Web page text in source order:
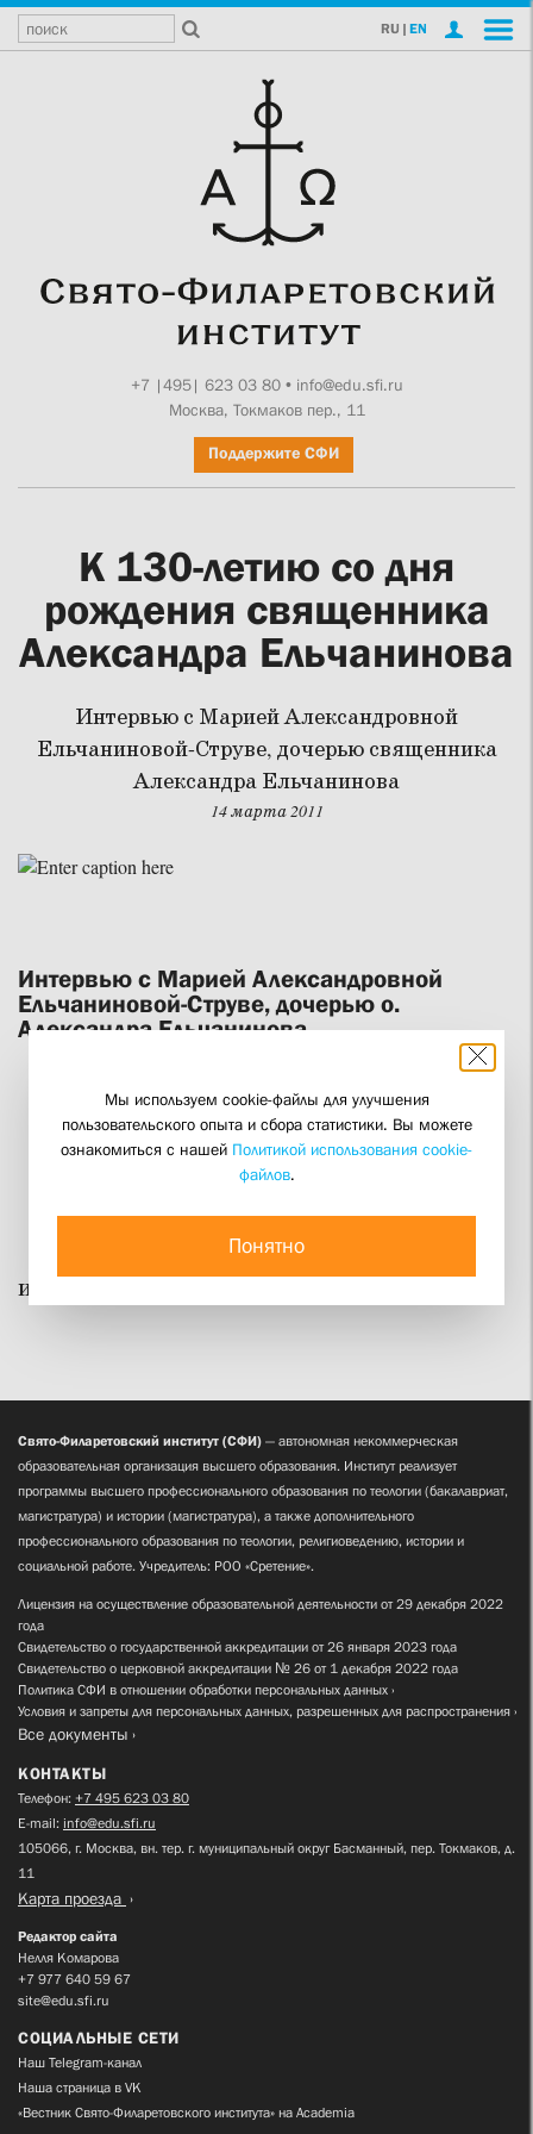
RU | EN
+7 |495| 623 03 80• info@edu.sfi.ru
Москва, Токмаков пер., 11
Поддержите СФИ
К 130-летию со дня
рождения священника
Александра Ельчанинова
Интервью с Марией Александровной
Ельчаниновой-Струве, дочерью священника
Александра Ельчанинова
14 марта 2011
Интервью с Марией Александровной
Ельчаниновой-Струве, дочерью о.
Александра Ельчанинова
Информационна служба СФИ
Мы используем cookie-файлы для улучшения
пользовательского опыта и сбора статистики. Вы можете
ознакомиться с нашей Политикой использования cookie-
файлов.
Понятно
Свято-Филаретовский институт (СФИ) — автономная некоммерческая
образовательная организация высшего образования. Институт реализует
программы высшего профессионального образования по теологии (бакалавриат,
магистратура) и истории (магистратура), а также дополнительного
профессионального образования по теологии, религиоведению, истории и
социальной работе. Учредитель: РОО «Сретение».
Лицензия на осуществление образовательной деятельности от 29 декабря 2022
года
Свидетельство о государственной аккредитации от 26 января 2023 года
Свидетельство о церковной аккредитации № 26 от 1 декабря 2022 года
Политика СФИ в отношении обработки персональных данных
Условия и запреты для персональных данных, разрешенных для распространения
Все документы
КОНТАКТЫ
Телефон: +7 495 623 03 80
E-mail: info@edu.sfi.ru
105066, г. Москва, вн. тер. г. муниципальный округ Басманный, пер. Токмаков, д.
11
Карта проезда
Редактор сайта
Нелля Комарова
+7 977 640 59 67
site@edu.sfi.ru
СОЦИАЛЬНЫЕ СЕТИ
Наш Telegram-канал
Наша страница в VK
«Вестник Свято-Филаретовского института» на Academia